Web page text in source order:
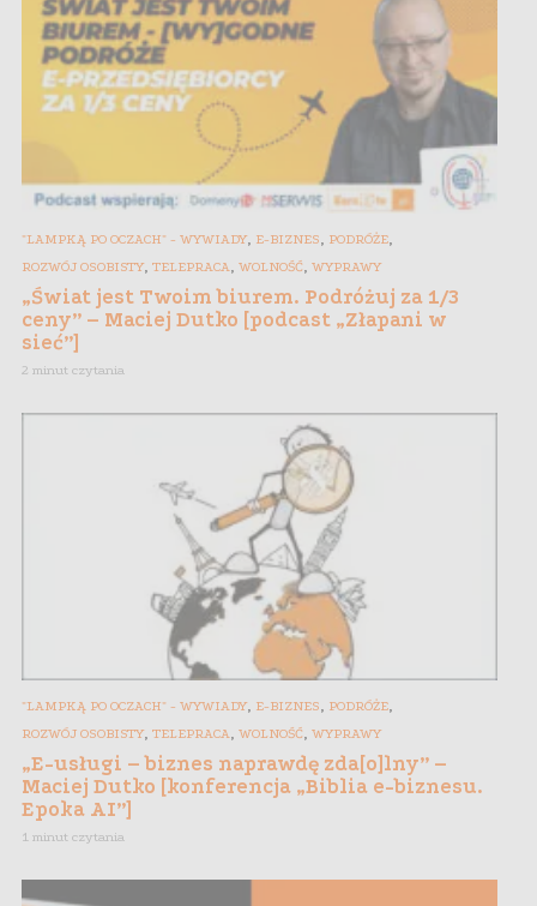
"LAMPKĄ PO OCZACH" - WYWIADY, E-BIZNES, PODRÓŻE,
ROZWÓJ OSOBISTY, TELEPRACA, WOLNOŚĆ, WYPRAWY
„Świat jest Twoim biurem. Podróżuj za 1/3
ceny” – Maciej Dutko [podcast „Złapani w
sieć”]
2 minut czytania
"LAMPKĄ PO OCZACH" - WYWIADY, E-BIZNES PODRÓŻE
ROZWÓJ OSOBISTY, TELEPRACA WOLNOŚĆ WYPRAWY
„E-usługi – biznes naprawdę zda[o]lny” –
Maciej Dutko [konferencja „Biblia e-biznesu.
Epoka AI”]
1 minut czytania